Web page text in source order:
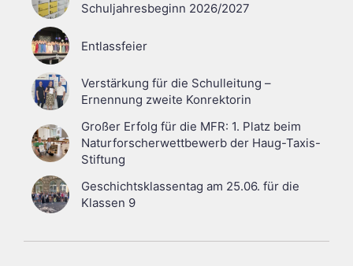
Schuljahresbeginn 2026/2027
Entlassfeier
Verstärkung für die Schulleitung –
Ernennung zweite Konrektorin
Großer Erfolg für die MFR: 1. Platz beim
Naturforscherwettbewerb der Haug-Taxis-
Stiftung
Geschichtsklassentag am 25.06. für die
Klassen 9